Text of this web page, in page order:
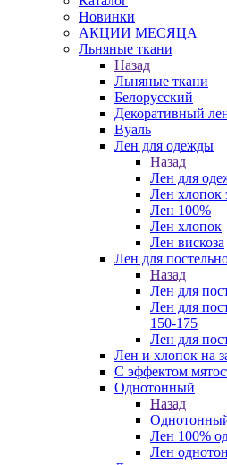
Новинки
АКЦИИ МЕСЯЦА
Льняные ткани
Назад
Льняные ткани
Белорусский
Декоративный
Вуаль
Лен для одежды
Назад
Лен для
Лен хлопок
Лен 100%
Лен хлопок
Лен вискоза
Лен для
Назад
Лен для
Лен для
150-175
Лен для
Лен и хлопок на
С эффектом
Однотонный
Назад
Лен 100%
Лен